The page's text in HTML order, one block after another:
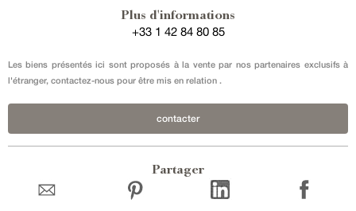
Plus d'informations
+33 1 42 84 80 85
Les biens présentés ici sont proposés à la vente par nos partenaires exclusifs à
l'étranger, contactez-nous pour être mis en relation .
contacter
Partager